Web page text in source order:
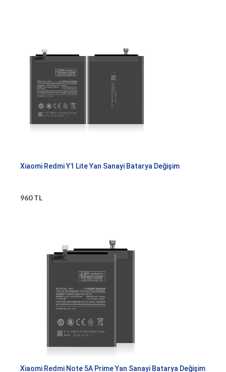
Xiaomi Redmi Y1 Lite Yan Sanayi Batarya Değişim
960 TL
Xiaomi Redmi Note 5A Prime Yan Sanayi Batarya Değişim